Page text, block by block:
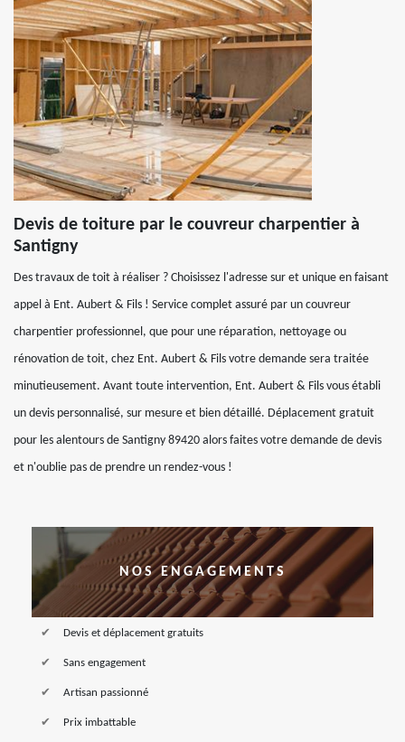
Devis de toiture par le couvreur charpentier à
Santigny
Des travaux de toit à réaliser ? Choisissez l'adresse sur et unique en faisant
appel à Ent. Aubert & Fils ! Service complet assuré par un couvreur
charpentier professionnel, que pour une réparation, nettoyage ou
rénovation de toit, chez Ent. Aubert & Fils votre demande sera traitée
minutieusement. Avant toute intervention, Ent. Aubert & Fils vous établi
un devis personnalisé, sur mesure et bien détaillé. Déplacement gratuit
pour les alentours de Santigny 89420 alors faites votre demande de devis
et n'oublie pas de prendre un rendez-vous !
NOS ENGAGEMENTS
Devis et déplacement gratuits
Sans engagement
Artisan passionné
Prix imbattable